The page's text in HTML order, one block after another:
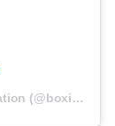
Публикация от Kazakhstan Boxing Federation (@boxingkazakhstan)